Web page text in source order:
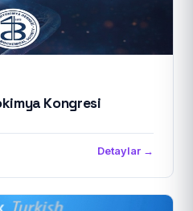
Kongresi
Detaylar →